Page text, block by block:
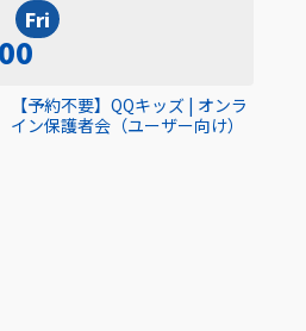
Fri
【予約不要】QQキッズ | オンラ
イン保護者会（ユーザー向け）